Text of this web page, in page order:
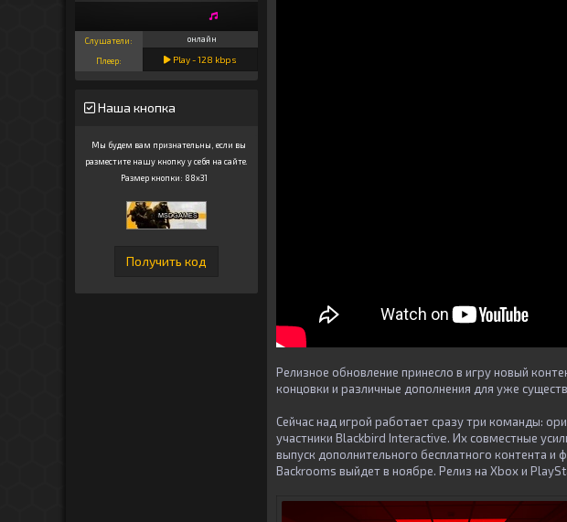
Слушатели: онлайн
Плеер: Play -128 kbps
Наша кнопка
Мы будем вам признательны, если вы
разместите нашу кнопку у себя на сайте.
Размер кнопки: 88x31
Релизное обновление принесло в игру новый
концовки и различные дополнения для уже
Сейчас над игрой работает сразу три команды:
участники Blackbird Interactive. Их совместные
выпуск дополнительного бесплатного контента и
Backrooms выйдет в ноябре. Релиз на Xbox и